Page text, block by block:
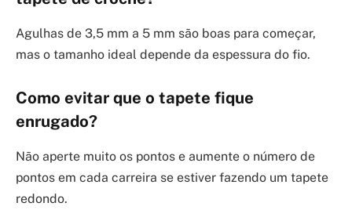
Agulhas de 3,5 mm a 5 mm são boas para começar,
mas o tamanho ideal depende da espessura do fio.
Como evitar que o tapete fique
enrugado?
Não aperte muito os pontos e aumente o número de
pontos em cada carreira se estiver fazendo um tapete
redondo.